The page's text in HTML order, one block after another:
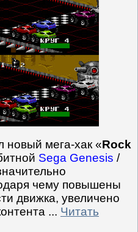
новый мега-хак «Rock
Sega Genesis /
чему повышены
движка, увеличено
... Читать